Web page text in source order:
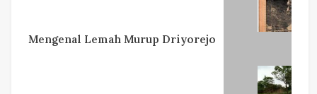
Mengenal Lemah Murup Driyorejo